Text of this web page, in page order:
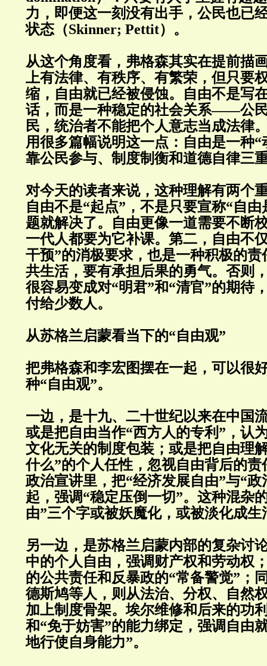
力，即便这一刻没有出手，公民也已
状态（Skinner; Pettit）。
从这个角度看，弗格森其实在提前描
上有法律、有秩序、有繁荣，但只要
缩，自由就已经被侵蚀。自由不是写
话，而是一种稳定的社会关系——公
民，统治者不能把个人意志当成法律
用很多篇幅说明这一点：自由是一种“
靠公民参与、制度制衡和道德自律三
对今天的读者来说，这种理解有两个
自由不是“起点”，不是只要宣称“自
题就解决了。自由更像一道需要不断
一代人都要为它补课。第二，自由不
干预”的消极要求，也是一种积极的
共生活，要有承担后果的勇气。否则
很容易变成对“明君”和“清官”的期待
付给少数人。
从苏格兰启蒙看当下的“自由观”
把弗格森和李宏图摆在一起，可以很
种“自由观”。
一边，是十九、二十世纪以来在中国
或是把自由当作“西方人的专利”，认
文化无关的制度包装；或是把自由理
什么”的个人任性，忽视自由背后的
政治宣讲里，把“经济发展自由”与“政
起，强调“稳定压倒一切”。这种混杂
由”三个字或被妖魔化，或被淡化成
另一边，是苏格兰启蒙内部的复杂讨
中的个人自由，强调财产权和劳动权
的公共责任和反暴政的“常备警觉”；
德斯鸠等人，则从法治、分权、自然
加上制度骨架。埃尔维修和后来的功
和“免于妨害”的能力绑定，强调自由
地行使自身能力”。